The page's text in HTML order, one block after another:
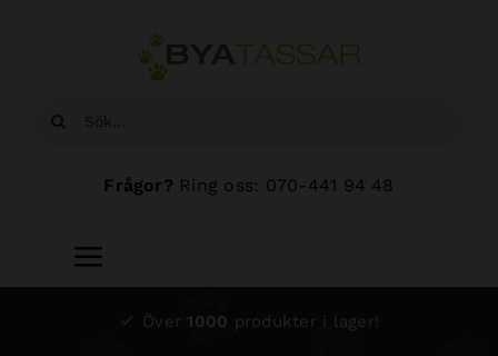
Sök
Frågor? Ring oss: 070-441 94 48
Toggle
Navigation
Över 1000 produkter i lager!